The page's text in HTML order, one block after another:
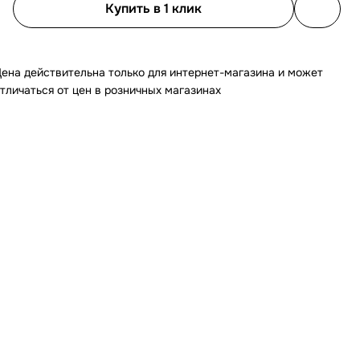
Купить в 1 клик
действительна только для интернет-магазина и может
от цен в розничных магазинах